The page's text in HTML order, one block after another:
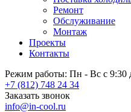
Ремонт
Обслуживание
Монтаж
Проекты
Контакты
Режим работы: Пн - Вс с 9:30
+7 (812) 748 24 34
Заказать звонок
info@in-cool.ru